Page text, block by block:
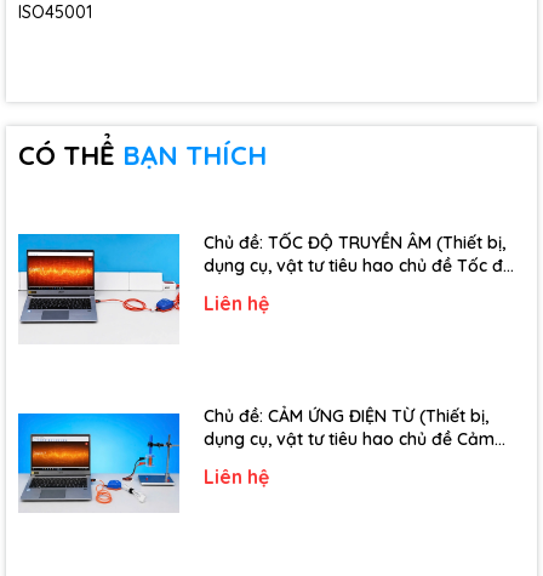
ISO45001
CÓ THỂ BẠN THÍCH
Chủ đề: TỐC ĐỘ TRUYỀN ÂM (Thiết bị,
dụng cụ, vật tư tiêu hao chủ đề Tốc độ
Liên hệ
Chủ đề: CẢM ỨNG ĐIỆN TỪ (Thiết bị,
dụng cụ, vật tư tiêu hao chủ đề Cảm
Liên hệ